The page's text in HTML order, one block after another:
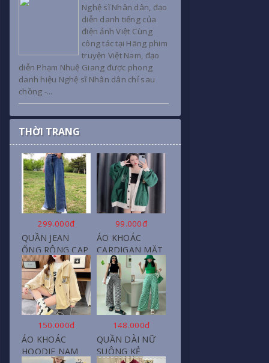
Nghệ sĩ Nhân dân, đạo
diễn danh tiếng của
điện ảnh Việt Cùng
công tác tại Hãng phim
truyện Việt Nam, đạo
diễn Phạm Nhuệ Giang được phong
danh hiệu Nghệ sĩ Nhân dân chỉ sau
chồng -...
THỜI TRANG
299.000đ
QUẦN JEAN
ỐNG RỘNG CẠP
CAO, DÀI XẺ
GẤU PHONG
CÁCH J6
99.000đ
ÁO KHOÁC
CARDIGAN MẶT
CƯỜI NỮ CHẤT
NỈ COTTON
150.000đ
ÁO KHOÁC
HOODIE NAM
148.000đ
QUẦN DÀI NỮ
SUÔNG KẺ